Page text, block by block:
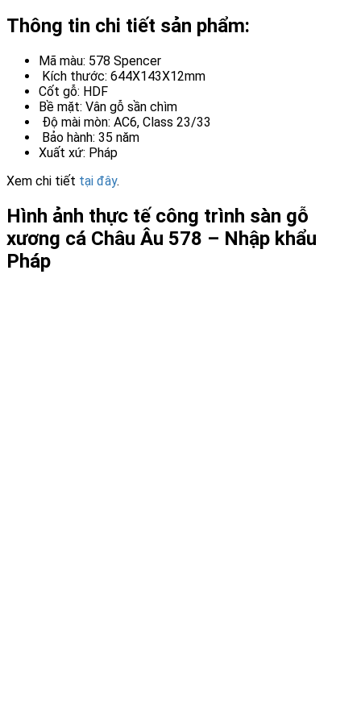
Thông tin chi tiết sản phẩm:
Mã màu: 578 Spencer
Kích thước: 644X143X12mm
Cốt gỗ: HDF
Bề mặt: Vân gỗ sần chìm
Độ mài mòn: AC6, Class 23/33
Bảo hành: 35 năm
Xuất xứ: Pháp
Xem chi tiết tại đây.
Hình ảnh thực tế công trình sàn gỗ
xương cá Châu Âu 578 – Nhập khẩu
Pháp